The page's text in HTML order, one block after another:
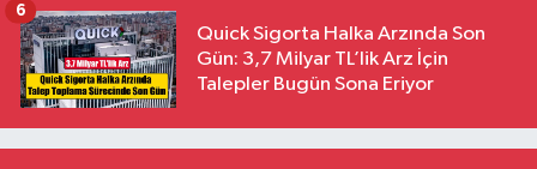
Quick Sigorta Halka Arzında Son
Gün: 3,7 Milyar TL’lik Arz İçin
Talepler Bugün Sona Eriyor
6